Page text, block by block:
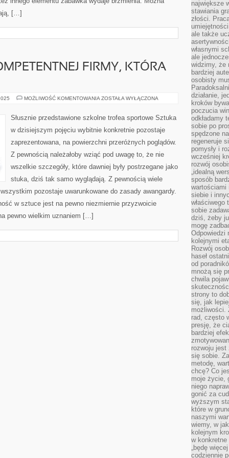
[…]
FIRMY, KTÓRA
MOŻLIWOŚĆ KOMENTOWANIA WYPATRUJESZ
KTÓRA
ABSORBUJE
ZOSTAŁA WYŁĄCZONA
Słusznie przedstawione szkolne trofea sportowe Sztuka
w dzisiejszym pojęciu wybitnie konkretnie pozostaje
zaprezentowana, na powierzchni przeróżnych poglądów.
Z pewnością należałoby wziąć pod uwagę to, że nie
wszelkie szczegóły, które dawniej były postrzegane jako
stuka, dziś tak samo wyglądają. Z pewnością wiele
pozostaje uwarunkowane do zasady awangardy.
w sztuce jest na pewno niezmiernie przyzwoicie
pewno wielkim uznaniem […]
największe
stawiania
złości.
ale także
własnymi
ale
widzimy, że
bardziej
osobisty
działanie,
kroków
poczucia
odkładamy
sobie po
spędzone
regeneruje
pomysły i
wcześniej
rozwój
„idealną
sposób
wartościami
siebie i
sobie
dziś, żeby
mogę
Odpowiedzi
kolejnymi
Rozwój
haseł
od
mnożą się
chwila
strony to
się, jak
możliwości.
rad, często
presję, że
bardziej
rozwoju
się sobie.
metodę,
chcę? Co
moje życie,
niego
gonić za
wyższym
które w
naszymi
wiemy, w
kolejnym
w konkretne
„będę
codziennie